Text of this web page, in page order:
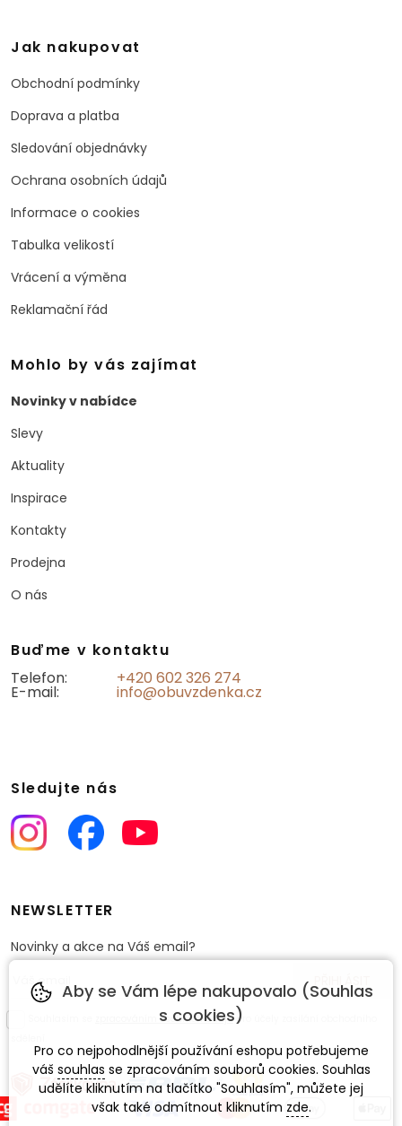
Jak nakupovat
Obchodní podmínky
Doprava a platba
Sledování objednávky
Ochrana osobních údajů
Informace o cookies
Tabulka velikostí
Vrácení a výměna
Reklamační řád
Mohlo by vás zajímat
Novinky v nabídce
Slevy
Aktuality
Inspirace
Kontakty
Prodejna
O nás
Buďme v kontaktu
Telefon:
+420 602 326 274
E-mail: info@obuvzdenka.cz
Sledujte nás
NEWSLETTER
Novinky a akce na Váš email?
zpracováním osobních údajůpro účely zasílání obchodního
Aby se Vám lépe nakupovalo (Souhlas
s cookies)
Pro co nejpohodlnější používání eshopu potřebujeme
váš souhlas se zpracováním souborů cookies. Souhlas
udělíte kliknutím na tlačítko "Souhlasím", můžete jej
však také odmítnout kliknutím zde.